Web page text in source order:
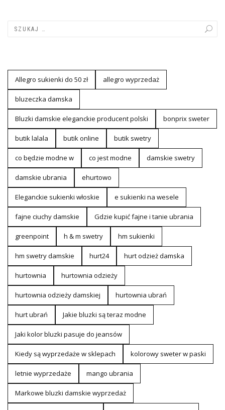
Allegro sukienki do 50 zł allegro wyprzedaż
bluzeczka damska
Bluzki damskie eleganckie producent polski bonprix sweter
butik lalala butik online butik swetry
co będzie modne w co jest modne damskie swetry
damskie ubrania ehurtowo
Eleganckie sukienki włoskie e sukienki na wesele
fajne ciuchy damskie Gdzie kupić fajne i tanie ubrania
greenpoint h & m swetry hm sukienki
hm swetry damskie hurt24 hurt odzież damska
hurtownia hurtownia odzieży
hurtownia odzieży damskiej hurtownia ubrań
hurt ubrań Jakie bluzki są teraz modne
Jaki kolor bluzki pasuje do jeansów
Kiedy są wyprzedaże w sklepach kolorowy sweter w paski
letnie wyprzedaże mango ubrania
Markowe bluzki damskie wyprzedaż